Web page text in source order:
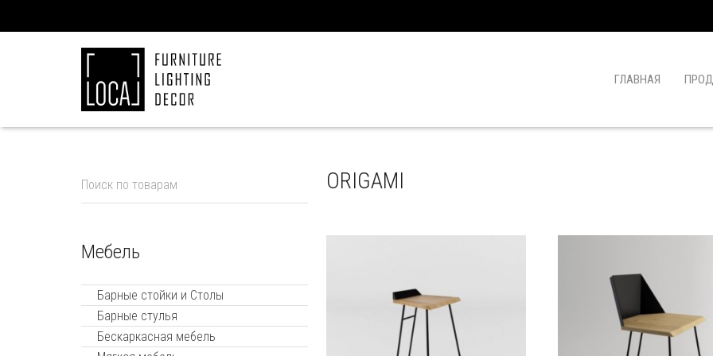
ГЛАВНАЯ
ORIGAMI
Мебель
Барные стойки и Столы
Барные стулья
Бескаркасная мебель